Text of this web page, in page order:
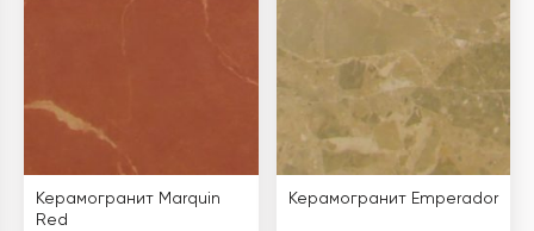
Керамогранит Marquin
Red
Керамогранит Emperador